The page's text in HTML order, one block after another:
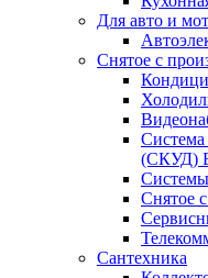
Для авто и
Снятое с
Система
(СКУД)
Снятое
Сантехника